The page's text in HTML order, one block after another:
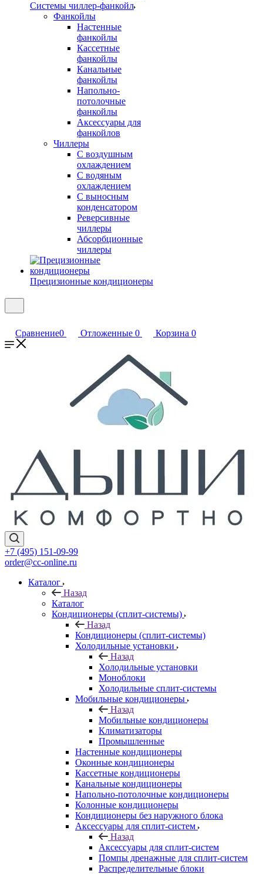
Системы чиллер-фанкойл
Фанкойлы
Настенные
фанкойлы
Кассетные
фанкойлы
Канальные
фанкойлы
Напольно-
потолочные
фанкойлы
Аксессуары для
фанкойлов
Чиллеры
С воздушным
охлаждением
С водяным
охлаждением
С выносным
конденсатором
Реверсивные
чиллеры
Абсорбционные
чиллеры
Прецизионные кондиционеры
Сравнение0 Отложенные 0 Корзина 0
+7 (495) 151-09-99
order@cc-online.ru
Каталог
Назад
Каталог
Кондиционеры (сплит-системы)
Назад
Кондиционеры (сплит-системы)
Холодильные установки
Назад
Холодильные установки
Моноблоки
Холодильные сплит-системы
Мобильные кондиционеры
Назад
Мобильные кондиционеры
Климатизаторы
Промышленные
Настенные кондиционеры
Оконные кондиционеры
Кассетные кондиционеры
Канальные кондиционеры
Напольно-потолочные кондиционеры
Колонные кондиционеры
Кондиционеры без наружного блока
Аксессуары для сплит-систем
Назад
Аксессуары для сплит-систем
Помпы дренажные для сплит-систем
Распределительные блоки